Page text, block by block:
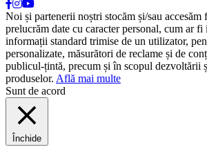
Noi și partenerii noștri stocăm și/sau accesăm
prelucrăm date cu caracter personal, cum ar
informații standard trimise de un utilizator,
personalizate, măsurători de reclame și de
publicul-țintă, precum și în scopul dezvoltării
produselor. Află mai multe
Sunt de acord
Închide